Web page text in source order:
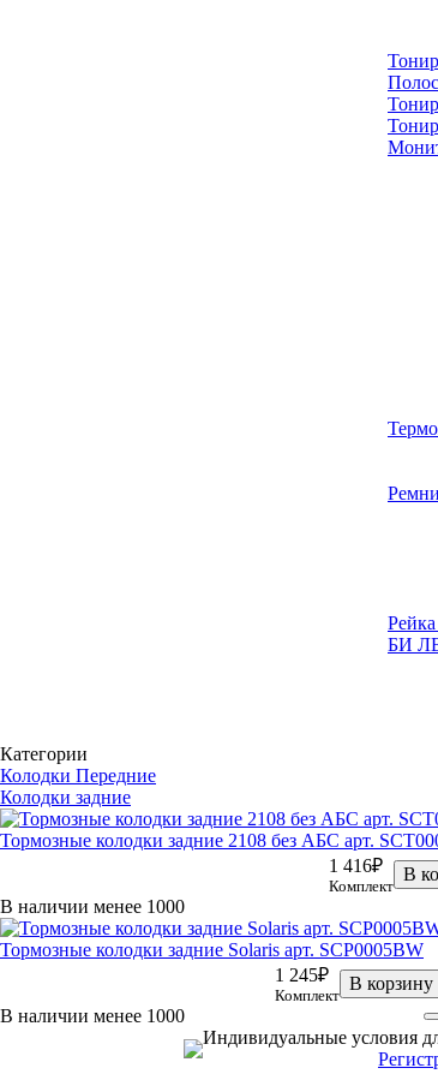
Рейка
БИ
Категории
Колодки Передние
Колодки задние
Тормозные колодки задние 2108 без АБС арт.
1 416₽
Комплект
В
В наличии менее 1000
Тормозные колодки задние Solaris арт. SCP0005BW
1 245₽
Комплект
В корзину
В наличии менее 1000
Индивидуальные условия